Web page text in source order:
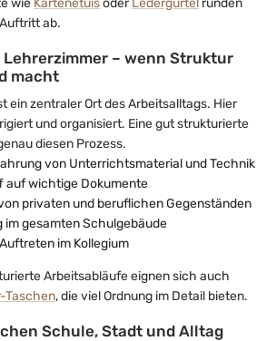
ab.
Lehrerzimmer – wenn Struktur
macht
ein zentraler Ort des Arbeitsalltags. Hier
und organisiert. Eine gut strukturierte
diesen Prozess.
von Unterrichtsmaterial und Technik
auf wichtige Dokumente
privaten und beruflichen Gegenständen
im gesamten Schulgebäude
im Kollegium
Arbeitsabläufe eignen sich auch
Taschen, die viel Ordnung im Detail bieten.
Schule, Stadt und Alltag